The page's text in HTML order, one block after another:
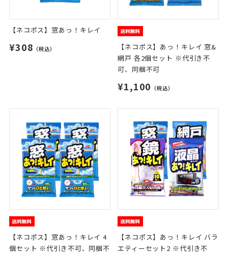
【ネコポス】窓あっ！キレイ
¥308 （税込）
【ネコポス】あっ！キレイ 窓&
網戸 各2個セット ※代引き不
可、同梱不可
¥1,100 （税込）
【ネコポス】窓あっ！キレイ 4
個セット ※代引き不可、同梱不
【ネコポス】あっ！キレイ バラ
エティーセット2 ※代引き不